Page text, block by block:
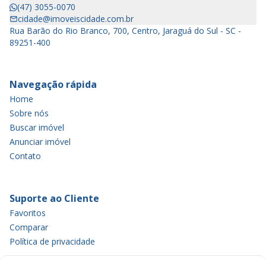
(47) 3055-0070
cidade@imoveiscidade.com.br
Rua Barão do Rio Branco, 700, Centro, Jaraguá do Sul - SC -
89251-400
Navegação rápida
Home
Sobre nós
Buscar imóvel
Anunciar imóvel
Contato
Suporte ao Cliente
Favoritos
Comparar
Política de privacidade